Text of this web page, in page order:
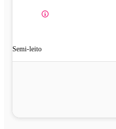
Semi-leito